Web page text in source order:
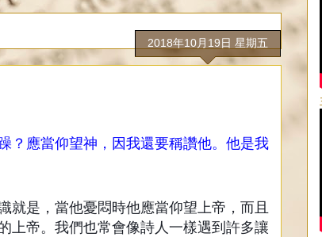
2018年10月19日 星期五
？應當仰望神，因我還要稱讚他。他是我
就是，當他憂悶時他應當仰望上帝，而且
上帝。我們也常會像詩人一樣遇到許多讓